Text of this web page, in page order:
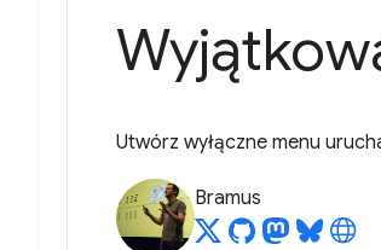
Utwórz wyłączne menu
Bramus